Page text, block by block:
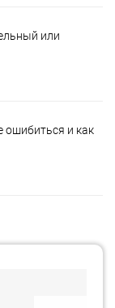
или
ошибиться и как